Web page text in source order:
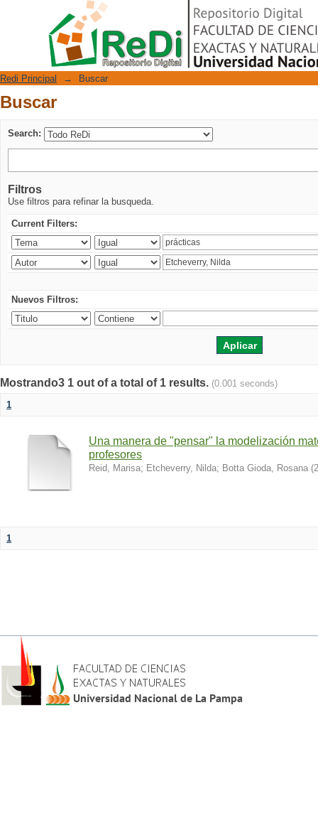
Repositorio Digital
Redi Principal → Buscar
Buscar
Search:
Filtros
Use filtros para refinar la busqueda.
Current Filters:
Nuevos Filtros:
Mostrando3 1 out of a total of 1 results. (0.001 seconds)
1
Una manera de "pensar" la modelización
profesores
Reid, Marisa; Etcheverry, Nilda; Botta Gioda, Rosana (
1